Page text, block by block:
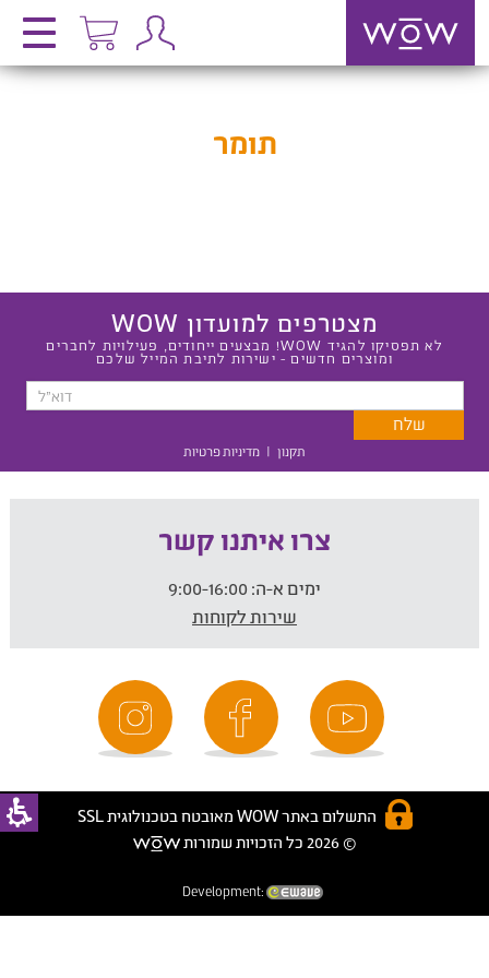
תומר
מצטרפים למועדון WOW
לא תפסיקו להגיד WOW! מבצעים ייחודים, פעילויות לחברים
ומוצרים חדשים - ישירות לתיבת המייל שלכם
תקנון | מדיניות פרטיות
צרו איתנו קשר
ימים א-ה:
שירות לקוחות
התשלום באתר WOW מאובטח בטכנולוגית SSL
© 2026 כל הזכויות שמורות
Development: